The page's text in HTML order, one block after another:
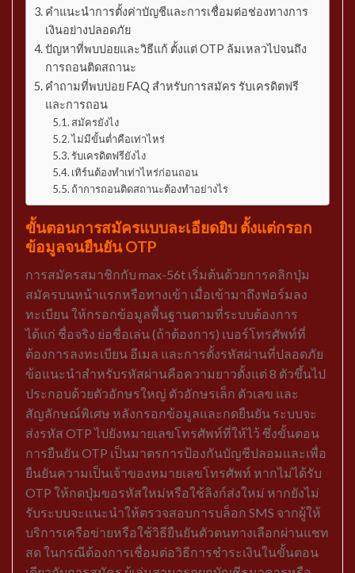
คำแนะนำการตั้งค่าบัญชีและการเชื่อมต่อช่องทางการ
เงินอย่างปลอดภัย
ปัญหาที่พบบ่อยและวิธีแก้ ตั้งแต่ OTP ล้มเหลวไปจนถึง
การถอนติดสถานะ
คำถามที่พบบ่อย FAQ สำหรับการสมัคร รับเครดิตฟรี
และการถอน
สมัครยังไง
ไม่มีขั้นต่ำคือเท่าไหร่
รับเครดิตฟรียังไง
เทิร์นต้องทำเท่าไหร่ก่อนถอน
ถ้าการถอนติดสถานะต้องทำอย่างไร
ขั้นตอนการสมัครแบบละเอียดยิบ ตั้งแต่กรอก
ข้อมูลจนยืนยัน OTP
การสมัครสมาชิกกับ max-56t เริ่มต้นด้วยการคลิกปุ่ม
สมัครบนหน้าแรกหรือทางเข้า เมื่อเข้ามาถึงฟอร์มลง
ทะเบียน ให้กรอกข้อมูลพื้นฐานตามที่ระบบต้องการ
ได้แก่ ชื่อจริง ย่อชื่อเล่น (ถ้าต้องการ) เบอร์โทรศัพท์ที่
ต้องการลงทะเบียน อีเมล และการตั้งรหัสผ่านที่ปลอดภัย
ข้อแนะนำสำหรับรหัสผ่านคือความยาวตั้งแต่ 8 ตัวขึ้นไป
ประกอบด้วยตัวอักษรใหญ่ ตัวอักษรเล็ก ตัวเลข และ
สัญลักษณ์พิเศษ หลังกรอกข้อมูลและกดยืนยัน ระบบจะ
ส่งรหัส OTP ไปยังหมายเลขโทรศัพท์ที่ให้ไว้ ซึ่งขั้นตอน
การยืนยัน OTP เป็นมาตรการป้องกันบัญชีปลอมและเพื่อ
ยืนยันความเป็นเจ้าของหมายเลขโทรศัพท์ หากไม่ได้รับ
OTP ให้กดปุ่มขอรหัสใหม่หรือใช้ลิงก์ส่งใหม่ หากยังไม่
รับระบบจะแนะนำให้ตรวจสอบการบล็อก SMS จากผู้ให้
บริการเครือข่ายหรือใช้วิธียืนยันตัวตนทางเลือกผ่านแชท
สด ในกรณีต้องการเชื่อมต่อวิธีการชำระเงินในขั้นตอน